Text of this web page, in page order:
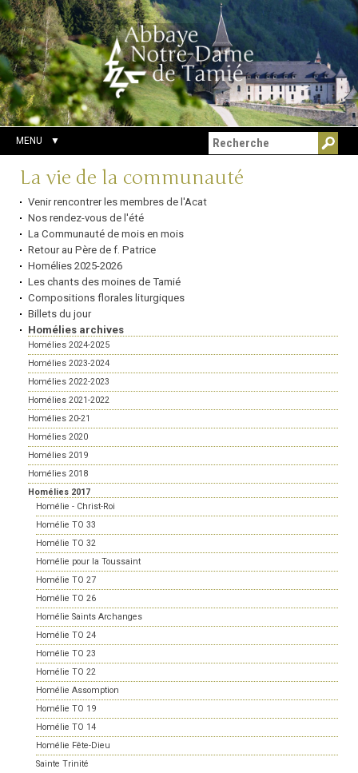
Aller
au
contenu.
|
Aller
à
la
navigation
Outils
personnels
Chercher par
Recherche
avancée…
MENU
Navigation
La vie de la communauté
Venir rencontrer les membres de l'Acat
Nos rendez-vous de l'été
La Communauté de mois en mois
Retour au Père de f. Patrice
Homélies 2025-2026
Les chants des moines de Tamié
Compositions florales liturgiques
Billets du jour
Homélies archives
Homélies 2024-2025
Homélies 2023-2024
Homélies 2022-2023
Homélies 2021-2022
Homélies 20-21
Homélies 2020
Homélies 2019
Homélies 2018
Homélies 2017
Homélie - Christ-Roi
Homélie TO 33
Homélie TO 32
Homélie pour la Toussaint
Homélie TO 27
Homélie TO 26
Homélie Saints Archanges
Homélie TO 24
Homélie TO 23
Homélie TO 22
Homélie Assomption
Homélie TO 19
Homélie TO 14
Homélie Fête-Dieu
Sainte Trinité